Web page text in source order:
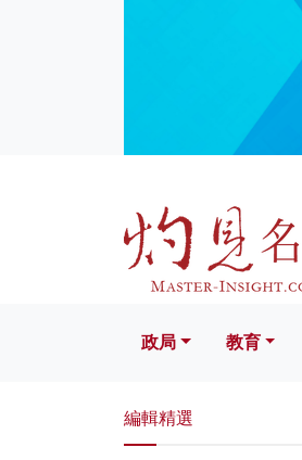
文化
政局 教育
編輯精選